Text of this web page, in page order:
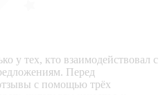
у тех, кто взаимодействовал с
Перед
с помощью трёх